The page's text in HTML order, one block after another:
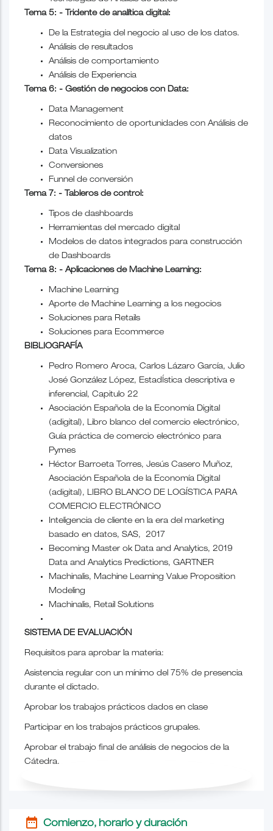
Tema 5: - Tridente de analítica digital:
De la Estrategia del negocio al uso de los datos.
Análisis de resultados
Análisis de comportamiento
Análisis de Experiencia
Tema 6: - Gestión de negocios con Data:
Data Management
Reconocimiento de oportunidades con Análisis de
datos
Data Visualization
Conversiones
Funnel de conversión
Tema 7: - Tableros de control:
Tipos de dashboards
Herramientas del mercado digital
Modelos de datos integrados para construcción
de Dashboards
Tema 8: - Aplicaciones de Machine Learning:
Machine Learning
Aporte de Machine Learning a los negocios
Soluciones para Retails
Soluciones para Ecommerce
BIBLIOGRAFÍA
Pedro Romero Aroca, Carlos Lázaro García, Julio
José González López, EstadÍstica descriptiva e
inferencial, Capitulo 22
Asociación Española de la Economía Digital
(adigital), Libro blanco del comercio electrónico,
Guía práctica de comercio electrónico para
Pymes
Héctor Barroeta Torres, Jesús Casero Muñoz,
Asociación Española de la Economía Digital
(adigital), LIBRO BLANCO DE LOGÍSTICA PARA
COMERCIO ELECTRÓNICO
Inteligencia de cliente en la era del marketing
basado en datos, SAS, 2017
Becoming Master ok Data and Analytics, 2019
Data and Analytics Predictions, GARTNER
Machinalis, Machine Learning Value Proposition
Modeling
Machinalis, Retail Solutions
SISTEMA DE EVALUACIÓN
Requisitos para aprobar la materia:
Asistencia regular con un mínimo del 75% de presencia
durante el dictado.
Aprobar los trabajos prácticos dados en clase
Participar en los trabajos prácticos grupales.
Aprobar el trabajo final de análisis de negocios de la
Cátedra.
date_range Comienzo, horario y duración